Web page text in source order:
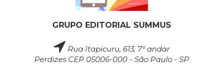
GRUPO EDITORIAL SUMMUS
Rua Itapicuru, 613, 7° andar
Perdizes CEP 05006-000 - São Paulo - SP